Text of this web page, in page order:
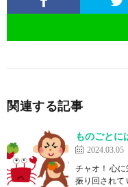
関連する記事
ものごとに
2024.03.05
チャオ！ 心
振り回されて